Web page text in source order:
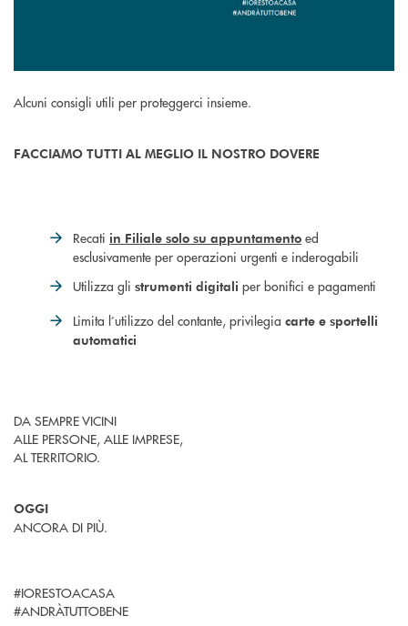
Alcuni consigli utili per proteggerci insieme.
FACCIAMO TUTTI AL MEGLIO IL NOSTRO DOVERE
Recati in Filiale solo su appuntamento ed
esclusivamente per operazioni urgenti e inderogabili
Utilizza gli strumenti digitali per bonifici e pagamenti
Limita l’utilizzo del contante, privilegia carte e sportelli
automatici
DA SEMPRE VICINI
ALLE PERSONE, ALLE IMPRESE,
AL TERRITORIO.
OGGI
ANCORA DI PIÙ.
#IORESTOACASA
#ANDRÀTUTTOBENE